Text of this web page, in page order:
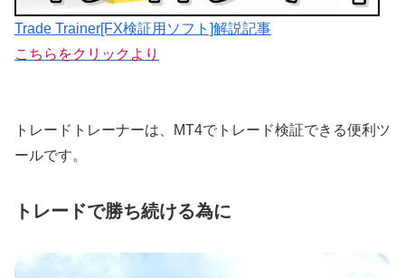
Trade Trainer[FX検証用ソフト]解説記事
こちらをクリックより
トレードトレーナーは、MT4でトレード検証できる便利ツ
ールです。
トレードで勝ち続ける為に